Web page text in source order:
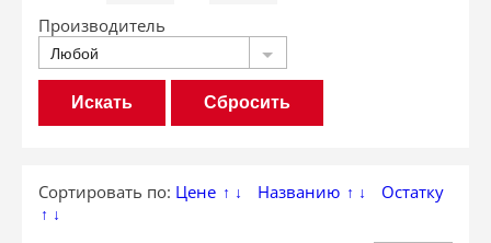
Производитель
Любой
Сбросить
Сортировать по: Цене ↑ ↓ Названию ↑ ↓ Остатку
↑ ↓